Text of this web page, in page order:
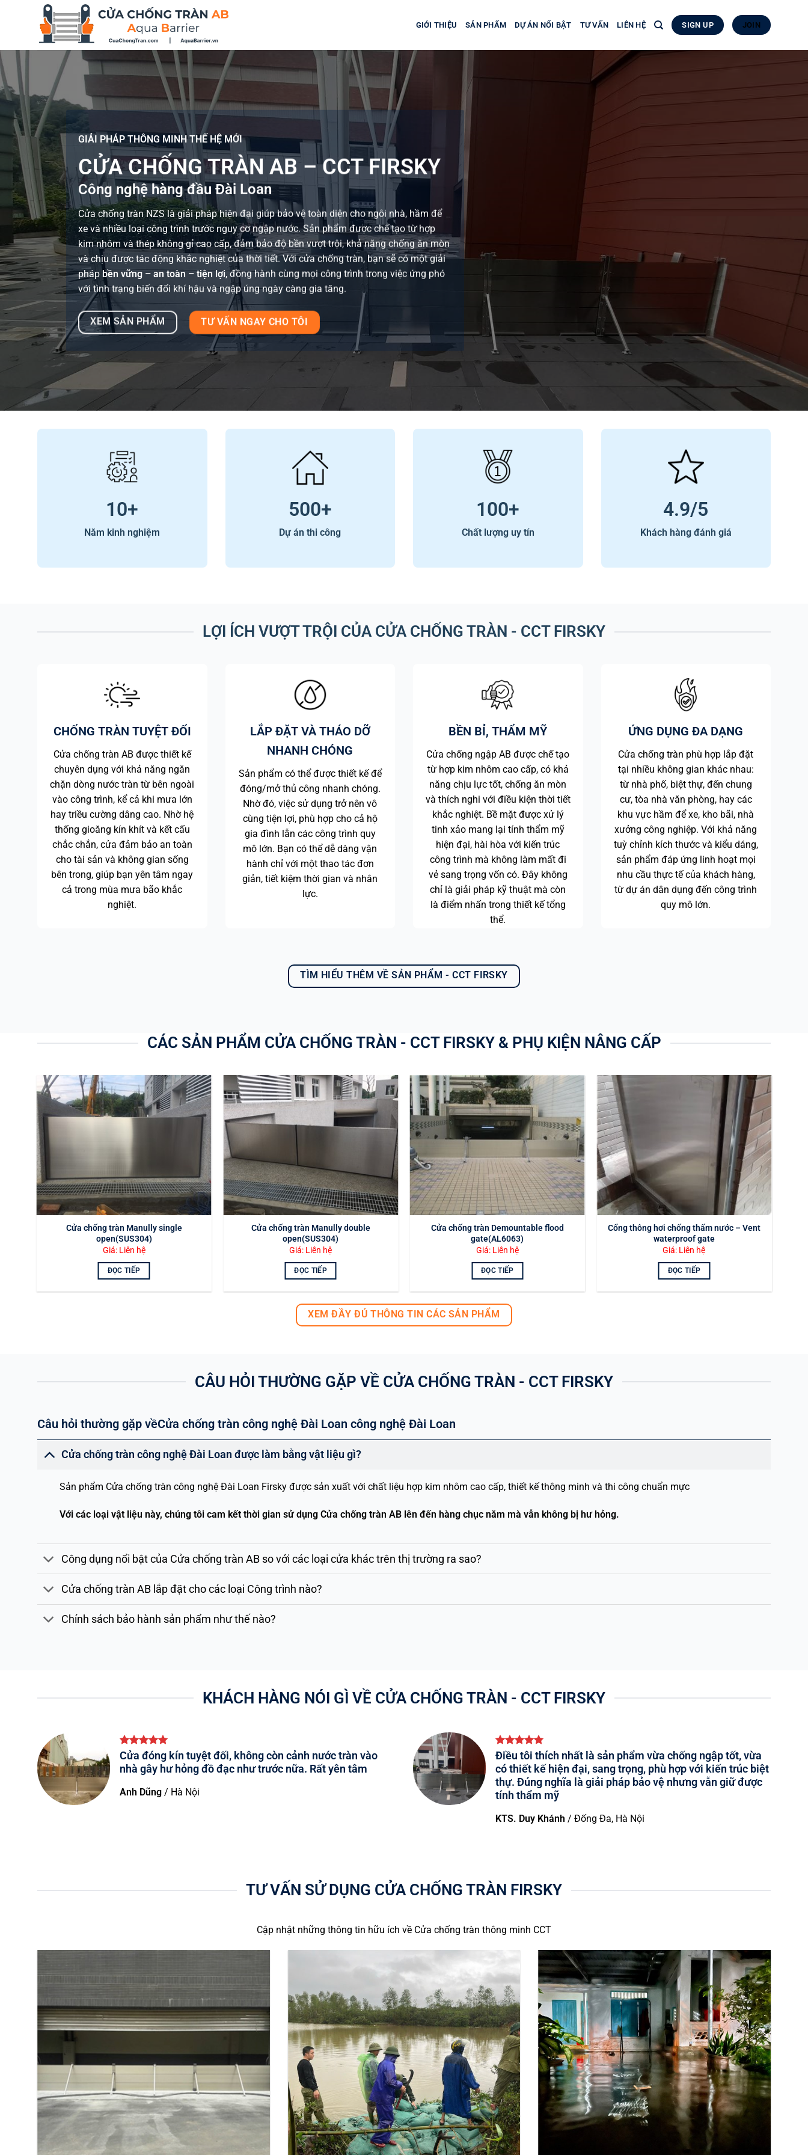
dung
GIỚI THIỆU SẢN PHẨM DỰ ÁN NỔI BẬT TƯ VẤN LIÊN HỆ SIGN UP JOIN
GIẢI PHÁP THÔNG MINH THẾ HỆ MỚI
CỬA CHỐNG TRÀN AB – CCT FIRSKY
Công nghệ hàng đầu Đài Loan
Cửa chống tràn NZS là giải pháp hiện đại giúp bảo vệ toàn diện cho ngôi nhà, hầm để
xe và nhiều loại công trình trước nguy cơ ngập nước. Sản phẩm được chế tạo từ hợp
kim nhôm và thép không gỉ cao cấp, đảm bảo độ bền vượt trội, khả năng chống ăn mòn
và chịu được tác động khắc nghiệt của thời tiết. Với cửa chống tràn, bạn sẽ có một giải
pháp bền vững – an toàn – tiện lợi, đồng hành cùng mọi công trình trong việc ứng phó
với tình trạng biến đổi khí hậu và ngập úng ngày càng gia tăng.
XEM SẢN PHẨM TƯ VẤN NGAY CHO TÔI
10+
Năm kinh nghiệm
500+
Dự án thi công
100+
Chất lượng uy tín
4.9/5
Khách hàng đánh giá
LỢI ÍCH VƯỢT TRỘI CỦA CỬA CHỐNG TRÀN - CCT FIRSKY
CHỐNG TRÀN TUYỆT ĐỐI
Cửa chống tràn AB được thiết kế
chuyên dụng với khả năng ngăn
chặn dòng nước tràn từ bên ngoài
vào công trình, kể cả khi mưa lớn
hay triều cường dâng cao. Nhờ hệ
thống gioăng kín khít và kết cấu
chắc chắn, cửa đảm bảo an toàn
cho tài sản và không gian sống
bên trong, giúp bạn yên tâm ngay
cả trong mùa mưa bão khắc
nghiệt.
LẮP ĐẶT VÀ THÁO DỠ
NHANH CHÓNG
Sản phẩm có thể được thiết kế để
đóng/mở thủ công nhanh chóng.
Nhờ đó, việc sử dụng trở nên vô
cùng tiện lợi, phù hợp cho cả hộ
gia đình lẫn các công trình quy
mô lớn. Bạn có thể dễ dàng vận
hành chỉ với một thao tác đơn
giản, tiết kiệm thời gian và nhân
lực.
BỀN BỈ, THẨM MỸ
Cửa chống ngập AB được chế tạo
từ hợp kim nhôm cao cấp, có khả
năng chịu lực tốt, chống ăn mòn
và thích nghi với điều kiện thời tiết
khắc nghiệt. Bề mặt được xử lý
tinh xảo mang lại tính thẩm mỹ
hiện đại, hài hòa với kiến trúc
công trình mà không làm mất đi
vẻ sang trọng vốn có. Đây không
chỉ là giải pháp kỹ thuật mà còn
là điểm nhấn trong thiết kế tổng
thể.
ỨNG DỤNG ĐA DẠNG
Cửa chống tràn phù hợp lắp đặt
tại nhiều không gian khác nhau:
từ nhà phố, biệt thự, đến chung
cư, tòa nhà văn phòng, hay các
khu vực hầm để xe, kho bãi, nhà
xưởng công nghiệp. Với khả năng
tuỳ chỉnh kích thước và kiểu dáng,
sản phẩm đáp ứng linh hoạt mọi
nhu cầu thực tế của khách hàng,
từ dự án dân dụng đến công trình
quy mô lớn.
TÌM HIỂU THÊM VỀ SẢN PHẨM - CCT FIRSKY
CÁC SẢN PHẨM CỬA CHỐNG TRÀN - CCT FIRSKY & PHỤ KIỆN NÂNG CẤP
Cửa chống tràn Manully single
open(SUS304)
Giá: Liên hệ
ĐỌC TIẾP
Cửa chống tràn Manully double
open(SUS304)
Giá: Liên hệ
ĐỌC TIẾP
Cửa chống tràn Demountable flood
gate(AL6063)
Giá: Liên hệ
ĐỌC TIẾP
Cổng thông hơi chống thấm nước – Vent
waterproof gate
Giá: Liên hệ
ĐỌC TIẾP
XEM ĐẦY ĐỦ THÔNG TIN CÁC SẢN PHẨM
CÂU HỎI THƯỜNG GẶP VỀ CỬA CHỐNG TRÀN - CCT FIRSKY
Câu hỏi thường gặp vềCửa chống tràn công nghệ Đài Loan công nghệ Đài Loan
Cửa chống tràn công nghệ Đài Loan được làm bằng vật liệu gì?
Sản phẩm Cửa chống tràn công nghệ Đài Loan Firsky được sản xuất với chất liệu hợp kim nhôm cao cấp, thiết kế thông minh và thi công chuẩn mực
Với các loại vật liệu này, chúng tôi cam kết thời gian sử dụng Cửa chống tràn AB lên đến hàng chục năm mà vẫn không bị hư hỏng.
Công dụng nổi bật của Cửa chống tràn AB so với các loại cửa khác trên thị trường ra sao?
Cửa chống tràn AB lắp đặt cho các loại Công trình nào?
Chính sách bảo hành sản phẩm như thế nào?
KHÁCH HÀNG NÓI GÌ VỀ CỬA CHỐNG TRÀN - CCT FIRSKY
Cửa đóng kín tuyệt đối, không còn cảnh nước tràn vào
nhà gây hư hỏng đồ đạc như trước nữa. Rất yên tâm
Anh Dũng / Hà Nội
Điều tôi thích nhất là sản phẩm vừa chống ngập tốt, vừa
có thiết kế hiện đại, sang trọng, phù hợp với kiến trúc biệt
thự. Đúng nghĩa là giải pháp bảo vệ nhưng vẫn giữ được
tính thẩm mỹ
KTS. Duy Khánh /Đống Đa, Hà Nội
TƯ VẤN SỬ DỤNG CỬA CHỐNG TRÀN FIRSKY
Cập nhật những thông tin hữu ích về Cửa chống tràn thông minh CCT